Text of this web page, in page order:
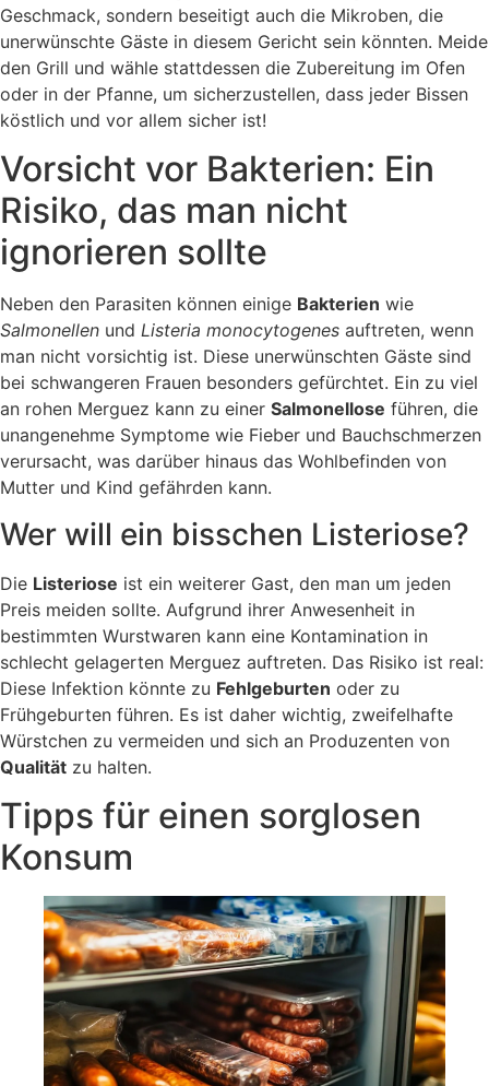
Geschmack, sondern beseitigt auch die Mikroben, die
unerwünschte Gäste in diesem Gericht sein könnten. Meide
den Grill und wähle stattdessen die Zubereitung im Ofen
oder in der Pfanne, um sicherzustellen, dass jeder Bissen
köstlich und vor allem sicher ist!
Vorsicht vor Bakterien: Ein
Risiko, das man nicht
ignorieren sollte
Neben den Parasiten können einige Bakterien wie
Salmonellen und Listeria monocytogenes auftreten, wenn
man nicht vorsichtig ist. Diese unerwünschten Gäste sind
bei schwangeren Frauen besonders gefürchtet. Ein zu viel
an rohen Merguez kann zu einer Salmonellose führen, die
unangenehme Symptome wie Fieber und Bauchschmerzen
verursacht, was darüber hinaus das Wohlbefinden von
Mutter und Kind gefährden kann.
Wer will ein bisschen Listeriose?
Die Listeriose ist ein weiterer Gast, den man um jeden
Preis meiden sollte. Aufgrund ihrer Anwesenheit in
bestimmten Wurstwaren kann eine Kontamination in
schlecht gelagerten Merguez auftreten. Das Risiko ist real:
Diese Infektion könnte zu Fehlgeburten oder zu
Frühgeburten führen. Es ist daher wichtig, zweifelhafte
Würstchen zu vermeiden und sich an Produzenten von
Qualität zu halten.
Tipps für einen sorglosen
Konsum